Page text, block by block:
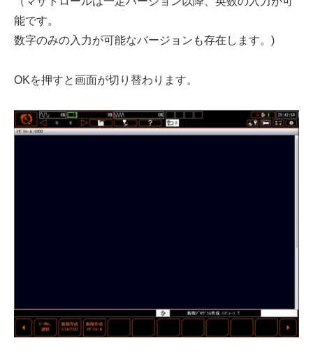
能です。
数字のみの入力が可能なバージョンも存在します。)
OKを押すと画面が切り替わります。